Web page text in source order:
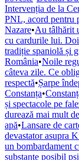
Intervenția de la
PNL, acord pentru
Nazare•Au tâlhărit
cu cardurile lui.
tradiție spaniolă și
România•Noile
câteva zile. Ce
respectă•Șarpe
Constanța•
și spectacole pe
durează mai mult
apă•Lansare de
devastator asupra
un bombardament
substanțe posibil